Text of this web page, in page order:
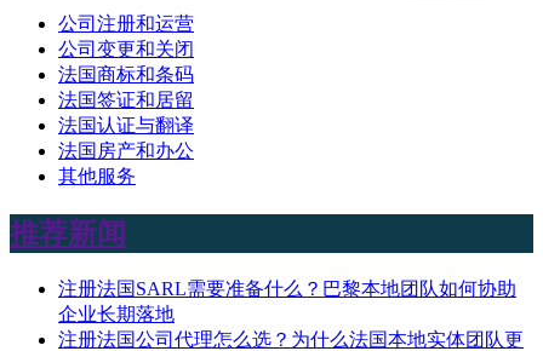
公司注册和运营
公司变更和关闭
法国商标和条码
法国签证和居留
法国认证与翻译
法国房产和办公
其他服务
推荐新闻
注册法国SARL需要准备什么？巴黎本地团队如何协助
企业长期落地
注册法国公司代理怎么选？为什么法国本地实体团队更